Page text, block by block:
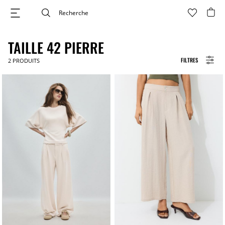
FILTRES
TAILLE 42 PIERRE
2 PRODUITS